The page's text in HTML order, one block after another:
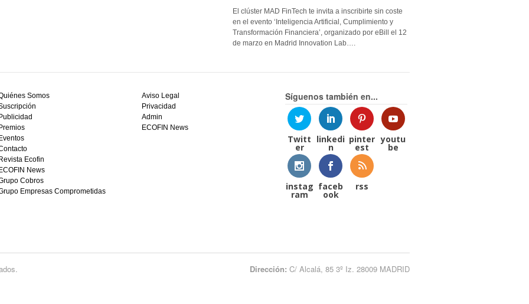
El clúster MAD FinTech te invita a inscribirte sin coste
en el evento ‘Inteligencia Artificial, Cumplimiento y
Transformación Financiera’, organizado por eBill el 12
de marzo en Madrid Innovation Lab….
Somos
Ecofin
News
Cobros
Empresas Comprometidas
Aviso Legal
Privacidad
Admin
ECOFIN News
Síguenos también en...
Twitt
er
linkedi
n
pinter
est
youtu
be
instag
ram
faceb
ook
rss
Dirección: C/ Alcalá, 85 3º Iz. 28009 MADRID